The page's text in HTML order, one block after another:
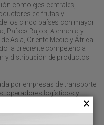
como ejes centrales,
de frutas y
los cinco países con mayor
Países Bajos, Alemania y
Asia, Oriente Medio y África
la creciente competencia
y distribución de productos
por empresas de transporte
operadores logísticos y
despliegue de los puertos
un total de 11,3
hortofrutícolas. Doce